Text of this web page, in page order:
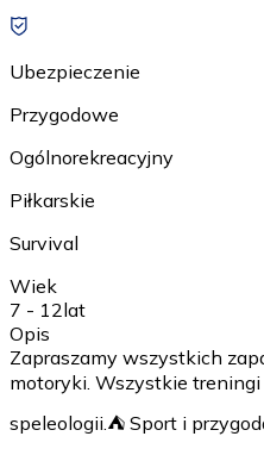
Ubezpieczenie
Przygodowe
Ogólnorekreacyjny
Piłkarskie
Survival
Wiek
7 - 12lat
Opis
Zapraszamy wszystkich
motoryki. Wszystkie treningi
speleologii.⛺️ Sport i